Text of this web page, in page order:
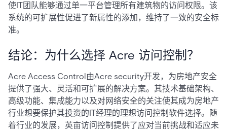
使IT团队能够通过单一平台管理所有建筑物的访问权限。该
系统的可扩展性促进了新属性的添加，维持了一致的安全标
准。
结论：为什么选择 Acre 访问控制？
Acre Access Control由Acre security开发，为房地产安全
提供了强大、灵活和可扩展的解决方案。其技术基础架构、
高级功能、集成能力以及对网络安全的关注使其成为房地产
行业想要保护其投资的IT经理的理想访问控制软件选择。随
着行业的发展，英亩访问控制提供了应对当前挑战和适应未